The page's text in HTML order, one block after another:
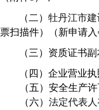
（二）牡丹江市
票扫描件）（新申请
（三）资质证书
（四）企业营业
（五）安全生产许
（六） 法定代表